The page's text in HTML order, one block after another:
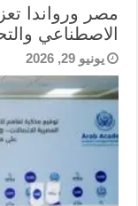
مصر ورواندا
الاصطناعي
يونيو 29, 2026